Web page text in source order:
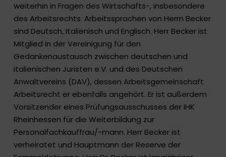
weiterhin in Fragen des Wirtschafts-, insbesondere
des Arbeitsrechts. Arbeitssprachen von Herrn Becker
sind Deutsch, Italienisch und Englisch. Herr Becker ist
Mitglied in der Vereinigung für den
Gedankenaustausch zwischen deutschen und
italienischen Juristen e.V. und des Deutschen
Anwaltvereins (DAV), dessen Arbeitsgemeinschaft
Arbeitsrecht er ebenfalls angehört. Er ist außerdem
Vorsitzender eines Prüfungsausschusses der IHK
Rheinhessen für die Weiterbildung zur
Personalfachkauffrau/-mann. Herr Becker ist
verheiratet und Hauptmann der Reserve der